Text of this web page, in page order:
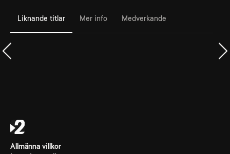
Liknande titlar Mer info Medverkande
Allmänna villkor